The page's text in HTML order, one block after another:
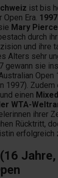
ist bis
Open Era. 1997
Mary Pierce
durch
und ihre
Alters sehr
gewann sie
Open
1997). Zudem
und einen
WTA-
ihrer
Rücktritt,
erfolgreich